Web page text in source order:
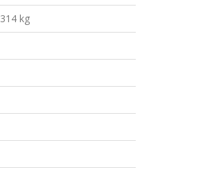
314 kg